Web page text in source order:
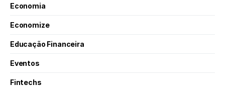
Economia
Economize
Educação Financeira
Eventos
Fintechs